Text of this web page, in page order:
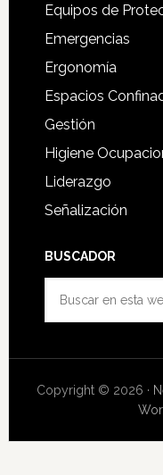
Equipos de
Emergencias
Ergonomía
Espacios
Gestión
Higiene
Liderazgo
Señalización
BUSCADOR
web
Copyright © 2026 ·